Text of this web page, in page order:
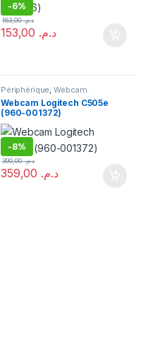
-6%
د.م.
د.م.163,00
Périphérique,Webcam
Webcam Logitech C505e
(960-001372)
-8%
د.م.
د.م.390,00